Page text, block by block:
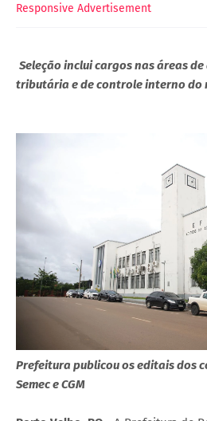
Responsive Advertisement
Seleção inclui cargos nas áreas
tributária e de controle interno do
Prefeitura publicou os editais dos
Semec e CGM